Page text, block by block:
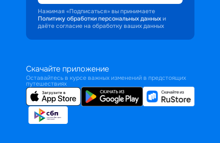
Нажимая «Подписаться» вы принимаете
Политику обработки персональных данных и
даёте согласие на обработку ваших данных
Скачайте приложение
Оставайтесь в курсе важных изменений в предстоящих
путешествиях